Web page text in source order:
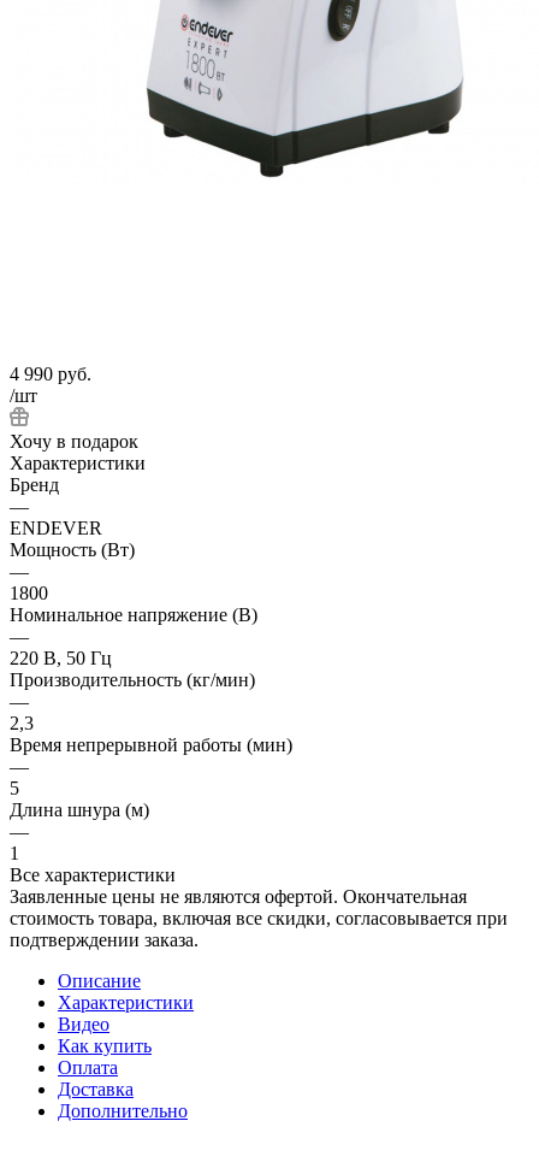
4 990 руб.
/шт
Хочу в подарок
Характеристики
Бренд
—
ENDEVER
Мощность (Вт)
—
1800
Номинальное напряжение (В)
—
220 В, 50 Гц
Производительность (кг/мин)
—
2,3
Время непрерывной работы (мин)
—
5
Длина шнура (м)
—
1
Все характеристики
Заявленные цены не являются офертой. Окончательная
стоимость товара, включая все скидки, согласовывается при
подтверждении заказа.
Описание
Характеристики
Видео
Как купить
Оплата
Доставка
Дополнительно